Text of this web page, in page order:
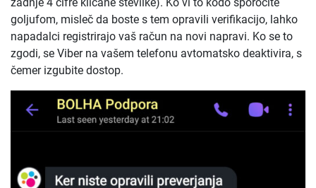
goljufom, misleč da boste s tem opravili verifikacijo, lahko
napadalci registrirajo vaš račun na novi napravi. Ko se to
zgodi, se Viber na vašem telefonu avtomatsko deaktivira, s
čemer izgubite dostop.